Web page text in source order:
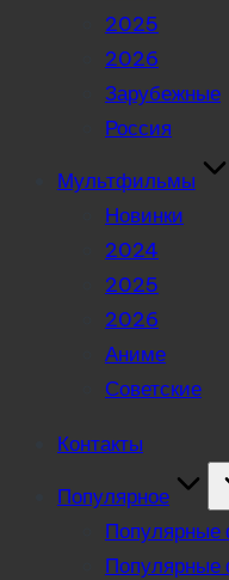
2025
2026
Зарубежные
Россия
Мультфильмы
Новинки
2024
2025
2026
Аниме
Советские
Контакты
Популярное